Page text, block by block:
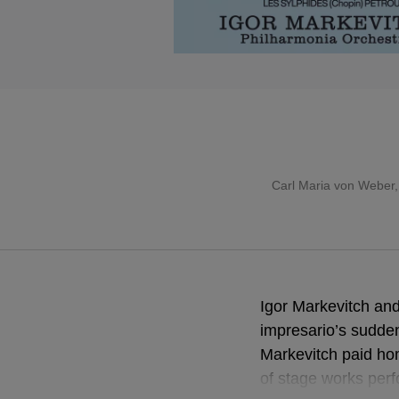
Carl Maria von Weber,
Igor Markevitch
impresario’s
Markevitch paid
of stage works